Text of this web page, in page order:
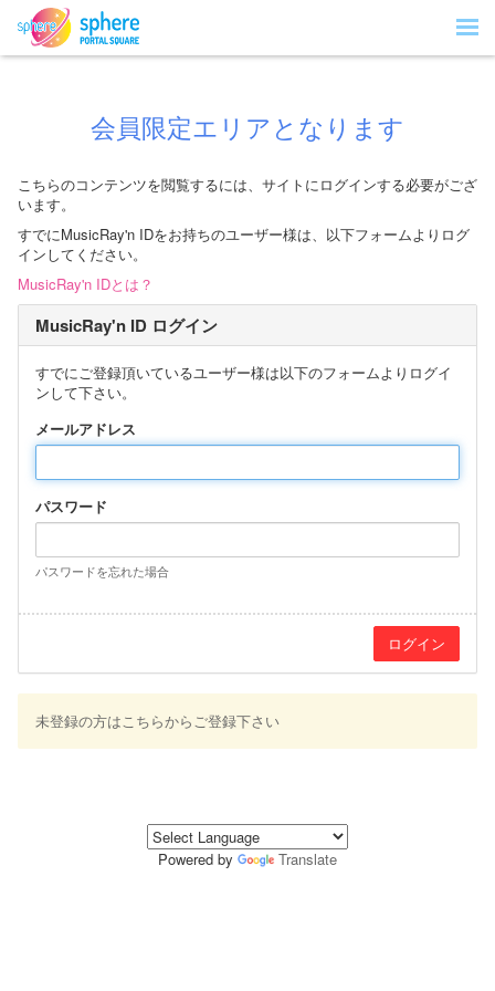
会員限定エリアとなります
こちらのコンテンツを閲覧するには、サイトにログインする必要がござ
います。
すでにMusicRay'n IDをお持ちのユーザー様は、以下フォームよりログ
インしてください。
MusicRay'n IDとは？
MusicRay'n ID ログイン
すでにご登録頂いているユーザー様は以下のフォームよりログイ
ンして下さい。
メールアドレス
パスワード
パスワードを忘れた場合
未登録の方はこちらからご登録下さい
Powered by Translate